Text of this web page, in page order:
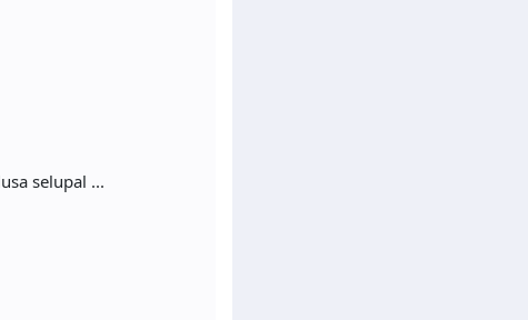
selupal ...